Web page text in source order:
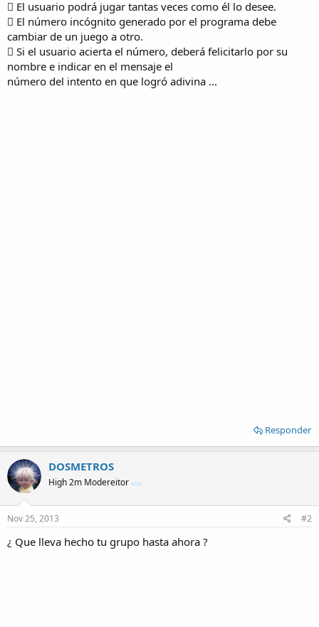
 El usuario podrá jugar tantas veces como él lo desee.
 El número incógnito generado por el programa debe
cambiar de un juego a otro.
 Si el usuario acierta el número, deberá felicitarlo por su
nombre e indicar en el mensaje el
número del intento en que logró adivina ...
Responder
DOSMETROS
High 2m Modereitor
Nov 25, 2013 #2
¿ Que lleva hecho tu grupo hasta ahora ?